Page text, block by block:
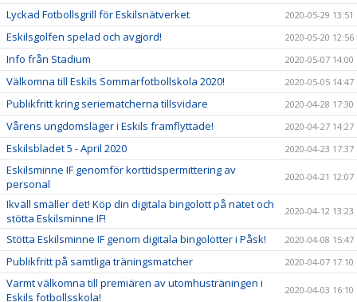
Lyckad Fotbollsgrill för Eskilsnätverket 2020-05-29 13:51
Eskilsgolfen spelad och avgjord! 2020-05-20 12:56
Info från Stadium 2020-05-07 14:00
Välkomna till Eskils Sommarfotbollskola 2020! 2020-05-05 14:47
Publikfritt kring seriematcherna tillsvidare 2020-04-28 17:30
Vårens ungdomsläger i Eskils framflyttade! 2020-04-27 14:27
Eskilsbladet 5 - April 2020 2020-04-23 17:37
Eskilsminne IF genomför korttidspermittering av
personal
2020-04-21 12:07
Ikväll smäller det! Köp din digitala bingolott på nätet och
stötta Eskilsminne IF!
2020-04-12 13:23
Stötta Eskilsminne IF genom digitala bingolotter i Påsk! 2020-04-08 15:47
Publikfritt på samtliga träningsmatcher 2020-04-07 17:10
Varmt välkomna till premiären av utomhusträningen i
Eskils fotbollsskola!
2020-04-03 16:10